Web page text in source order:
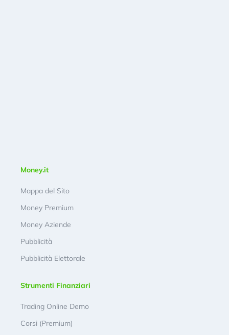
Money.it
Mappa del Sito
Money Premium
Money Aziende
Pubblicità
Pubblicità Elettorale
Strumenti Finanziari
Trading Online Demo
Corsi (Premium)